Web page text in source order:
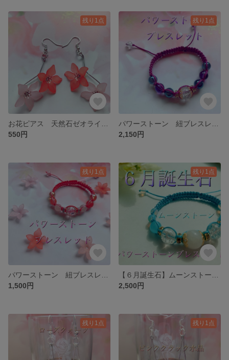
残り1点
550円
残り1点
2,150円
残り1点
1,500円
残り1点
2,500円
残り1点 残り1点